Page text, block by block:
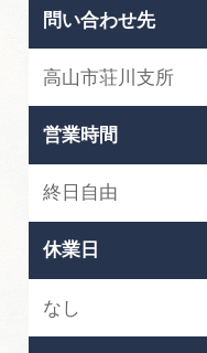
問い合わせ先
高山市荘川支所
営業時間
終日自由
休業日
なし